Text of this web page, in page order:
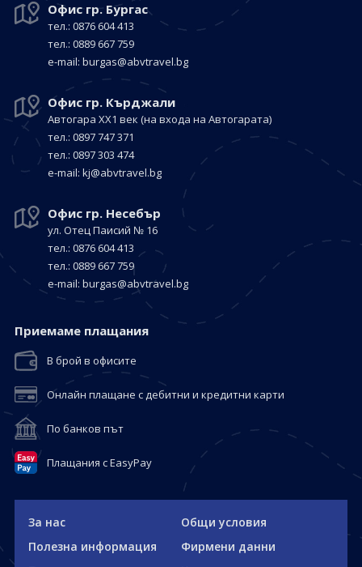
Офис гр. Бургас
тел.: 0876 604 413
тел.: 0889 667 759
е-mail: burgas@abvtravel.bg
Офис гр. Кърджали
Автогара ХХ1 век (на входа на Автогарата)
тел.: 0897 747 371
тел.: 0897 303 474
е-mail: kj@abvtravel.bg
Офис гр. Несебър
ул. Отец Паисий № 16
тел.: 0876 604 413
тел.: 0889 667 759
е-mail: burgas@abvtravel.bg
Приемaме плащания
В брой в офисите
Онлайн плащане с дебитни и кредитни карти
По банков път
Плащания с EasyPay
За нас
Общи условия
Полезна информация
Фирмени данни